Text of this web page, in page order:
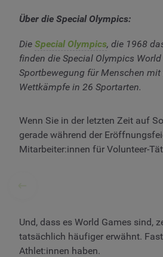
Über die Special Olympics:
Die Special Olympics, die 1968
finden die Special Olympics
Sportbewegung für Menschen
Wettkämpfe in 26 Sportarten.
Wenn Sie in der letzten Zeit auf
gerade während der
Mitarbeiter:innen für Volunteer-
Und, dass es World Games sind,
tatsächlich häufiger erwähnt.
Athlet:innen haben.